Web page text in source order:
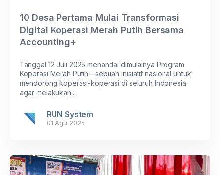
10 Desa Pertama Mulai Transformasi
Digital Koperasi Merah Putih Bersama
Accounting+
Tanggal 12 Juli 2025 menandai dimulainya Program
Koperasi Merah Putih—sebuah inisiatif nasional untuk
mendorong koperasi-koperasi di seluruh Indonesia
agar melakukan...
RUN System
01 Agu 2025